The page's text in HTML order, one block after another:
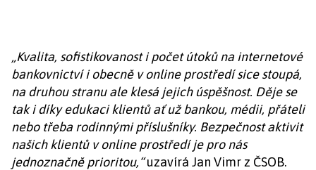
„Kvalita, sofistikovanost i počet útoků na internetové
bankovnictví i obecně v online prostředí sice stoupá,
na druhou stranu ale klesá jejich úspěšnost. Děje se
tak i díky edukaci klientů ať už bankou, médii, přáteli
nebo třeba rodinnými příslušníky. Bezpečnost aktivit
našich klientů v online prostředí je pro nás
jednoznačně prioritou,“uzavírá Jan Vimr z ČSOB.